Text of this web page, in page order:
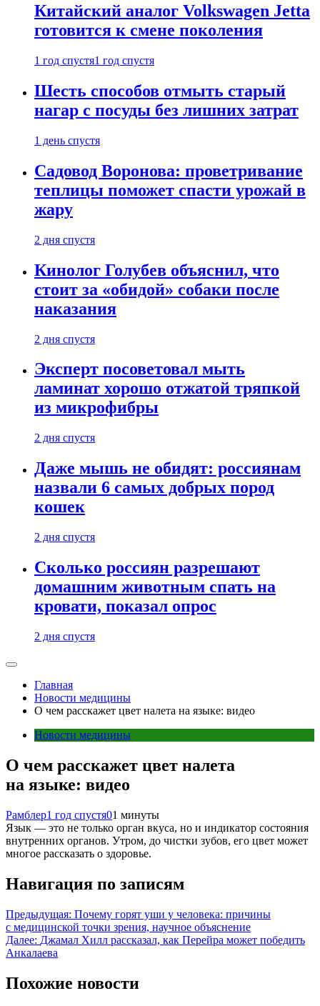
Китайский аналог Volkswagen Jetta
готовится к смене поколения
1 год спустя1 год спустя
Шесть способов отмыть старый
нагар с посуды без лишних затрат
1 день спустя
Садовод Воронова: проветривание
теплицы поможет спасти урожай в
жару
2 дня спустя
Кинолог Голубев объяснил, что
стоит за «обидой» собаки после
наказания
2 дня спустя
Эксперт посоветовал мыть
ламинат хорошо отжатой тряпкой
из микрофибры
2 дня спустя
Даже мышь не обидят: россиянам
назвали 6 самых добрых пород
кошек
2 дня спустя
Сколько россиян разрешают
домашним животным спать на
кровати, показал опрос
2 дня спустя
Главная
Новости медицины
О чем расскажет цвет налета на языке: видео
Новости медицины
О чем расскажет цвет налета
на языке: видео
Рамблер1 год спустя01 минуты
Язык — это не только орган вкуса, но и индикатор состояния
внутренних органов. Утром, до чистки зубов, его цвет может
многое рассказать о здоровье.
Навигация по записям
Предыдущая: Почему горят уши у человека: причины
с медицинской точки зрения, научное объяснение
Далее: Джамал Хилл рассказал, как Перейра может победить
Анкалаева
Похожие новости